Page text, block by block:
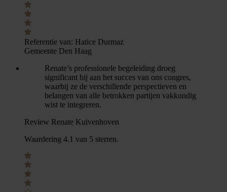
Referentie van: Hatice Durmaz
Gemeente Den Haag
Renate’s professionele begeleiding droeg
significant bij aan het succes van ons congres,
waarbij ze de verschillende perspectieven en
belangen van alle betrokken partijen vakkundig
wist te integreren.
Review Renate Kuivenhoven
Waardering 4.1 van 5 sterren.